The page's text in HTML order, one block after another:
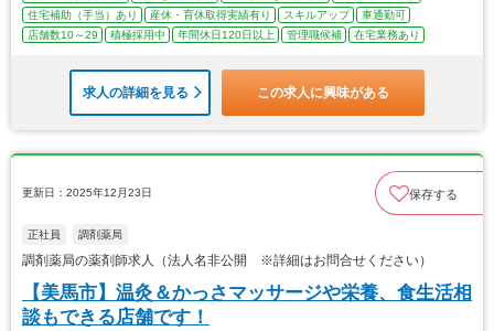
住宅補助（手当）あり
産休・育休取得実績有り スキルアップ
車通勤可
店舗数10～29
積極採用中 年間休日120日以上 管理職候補 在宅業務あり
求人の詳細を見る この求人に興味がある
更新日：2025年12月23日 保存する
正社員 調剤薬局
調剤薬局の薬剤師求人（法人名非公開 ※詳細はお問合せください）
【美馬市】温灸＆かっさマッサージや栄養、食生活相
談もできる店舗です！